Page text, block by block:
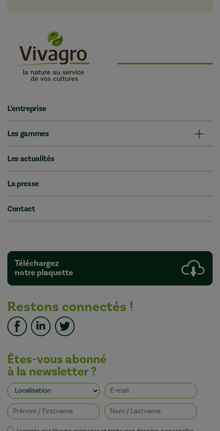
L’entreprise
Les gammes
Les actualités
La presse
Contact
Téléchargez
notre plaquette
Restons connectés !
Êtes-vous abonné
à la newsletter ?